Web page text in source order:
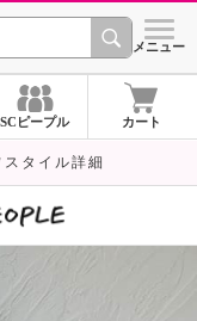
シメニュー
SCピープル カート
タイル詳細